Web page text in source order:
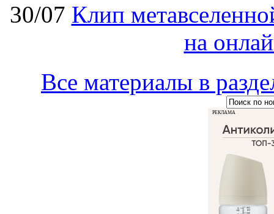
30/07 Клип
на
Все материалы в
РЕКЛАМА